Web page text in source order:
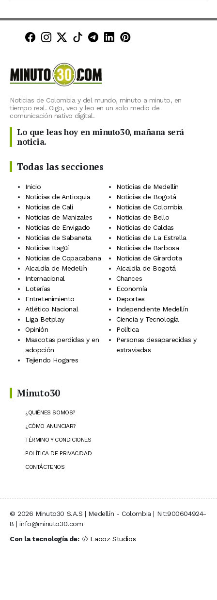
Minuto30 en Facebook
Minuto30 en Instagram
Minuto30 en X (Twitter)
Minuto30 en TikTok
Canal de Minuto30 en
Minuto30 en LinkedIn
Minuto30 en
Noticias de Colombia y del mundo, minuto a minuto, en
tiempo real. Oigo, veo y leo en un solo medio de
comunicación nativo digital.
Lo que leas hoy en minuto30, mañana será
noticia.
Todas las secciones
Inicio
Noticias de Medellín
Noticias de Antioquia
Noticias de Bogotá
Noticias de Cali
Noticias de Colombia
Noticias de Manizales
Noticias de Bello
Noticias de Envigado
Noticias de Caldas
Noticias de Sabaneta
Noticias de La Estrella
Noticias Itagüí
Noticias de Barbosa
Noticias de Copacabana
Noticias de Girardota
Alcaldía de Medellín
Alcaldía de Bogotá
Internacional
Chances
Loterías
Economía
Entretenimiento
Deportes
Atlético Nacional
Independiente Medellín
Liga Betplay
Ciencia y Tecnología
Opinión
Política
Mascotas perdidas y en
adopción
Personas desaparecidas y
extraviadas
Tejiendo Hogares
Minuto30
¿QUIÉNES SOMOS?
¿CÓMO ANUNCIAR?
TÉRMINO Y CONDICIONES
POLÍTICA DE PRIVACIDAD
CONTÁCTENOS
© 2026 Minuto30 S.A.S | Medellín - Colombia | Nit:900604924-
8 | info@minuto30.com
Con la tecnología de:
Laooz Studios